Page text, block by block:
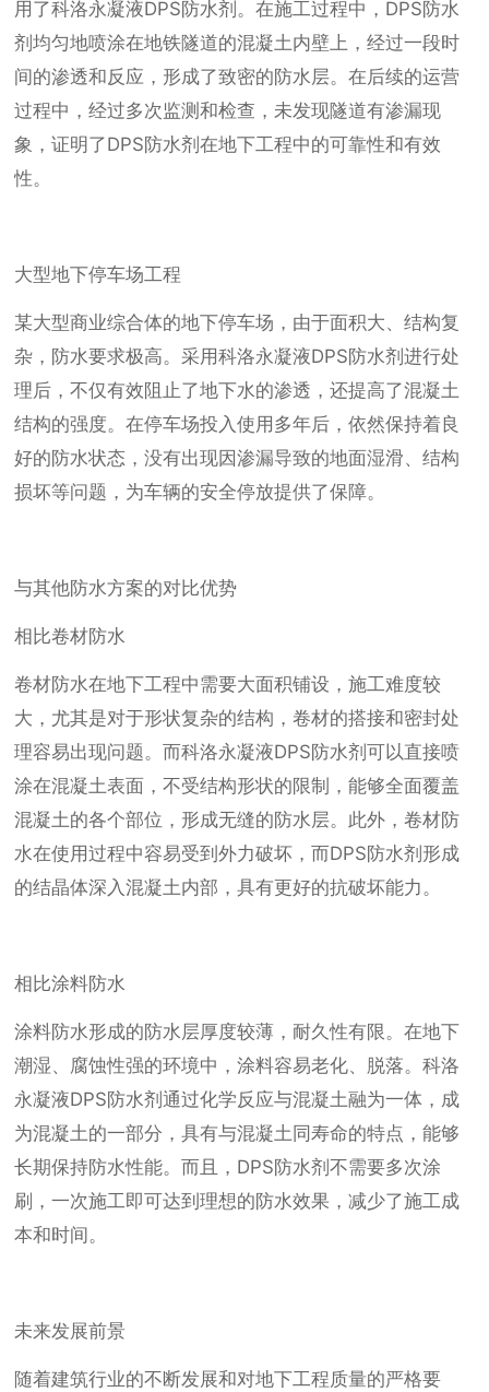
用了科洛永凝液DPS防水剂。在施工过程中，DPS防水
剂均匀地喷涂在地铁隧道的混凝土内壁上，经过一段时
间的渗透和反应，形成了致密的防水层。在后续的运营
过程中，经过多次监测和检查，未发现隧道有渗漏现
象，证明了DPS防水剂在地下工程中的可靠性和有效
性。
大型地下停车场工程
某大型商业综合体的地下停车场，由于面积大、结构复
杂，防水要求极高。采用科洛永凝液DPS防水剂进行处
理后，不仅有效阻止了地下水的渗透，还提高了混凝土
结构的强度。在停车场投入使用多年后，依然保持着良
好的防水状态，没有出现因渗漏导致的地面湿滑、结构
损坏等问题，为车辆的安全停放提供了保障。
与其他防水方案的对比优势
相比卷材防水
卷材防水在地下工程中需要大面积铺设，施工难度较
大，尤其是对于形状复杂的结构，卷材的搭接和密封处
理容易出现问题。而科洛永凝液DPS防水剂可以直接喷
涂在混凝土表面，不受结构形状的限制，能够全面覆盖
混凝土的各个部位，形成无缝的防水层。此外，卷材防
水在使用过程中容易受到外力破坏，而DPS防水剂形成
的结晶体深入混凝土内部，具有更好的抗破坏能力。
相比涂料防水
涂料防水形成的防水层厚度较薄，耐久性有限。在地下
潮湿、腐蚀性强的环境中，涂料容易老化、脱落。科洛
永凝液DPS防水剂通过化学反应与混凝土融为一体，成
为混凝土的一部分，具有与混凝土同寿命的特点，能够
长期保持防水性能。而且，DPS防水剂不需要多次涂
刷，一次施工即可达到理想的防水效果，减少了施工成
本和时间。
未来发展前景
随着建筑行业的不断发展和对地下工程质量的严格要